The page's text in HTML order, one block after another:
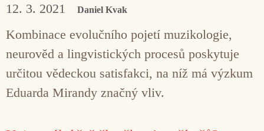
12. 3. 2021 Daniel Kvak
Kombinace evolučního pojetí muzikologie,
neurověd a lingvistických procesů poskytuje
určitou vědeckou satisfakci, na níž má výzkum
Eduarda Mirandy značný vliv.